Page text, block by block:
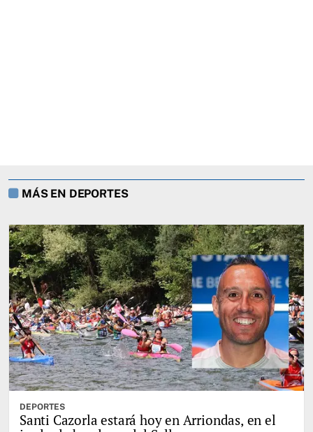
MÁS EN DEPORTES
DEPORTES
Santi Cazorla estará hoy en Arriondas, en el